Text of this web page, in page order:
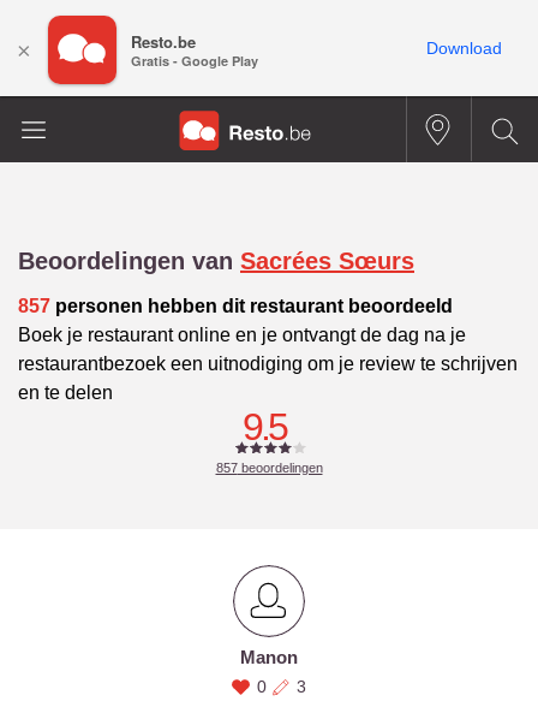
Beoordelingen van Sacrées Sœurs
857 personen hebben dit restaurant beoordeeld
Boek je restaurant online en je ontvangt de dag na je
restaurantbezoek een uitnodiging om je review te schrijven
en te delen
9.5
857beoordelingen
Manon
0 3
× Resto.be
Gratis - Google Play
Download